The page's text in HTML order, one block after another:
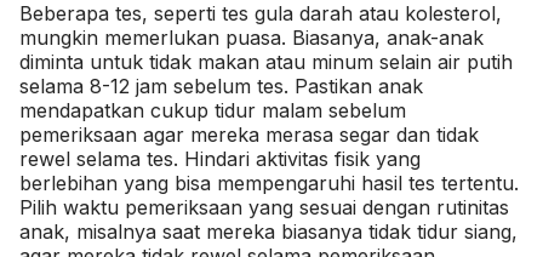
Beberapa tes, seperti tes gula darah atau kolesterol,
mungkin memerlukan puasa. Biasanya, anak-anak
diminta untuk tidak makan atau minum selain air putih
selama 8-12 jam sebelum tes. Pastikan anak
mendapatkan cukup tidur malam sebelum
pemeriksaan agar mereka merasa segar dan tidak
rewel selama tes. Hindari aktivitas fisik yang
berlebihan yang bisa mempengaruhi hasil tes tertentu.
Pilih waktu pemeriksaan yang sesuai dengan rutinitas
anak, misalnya saat mereka biasanya tidak tidur siang,